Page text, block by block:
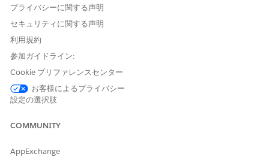
[設定] から、[クイック検索] ボックスに「Agentforce」と入
力し、[
Agentforce アセット]
[アクション] タブで、削除するアクションの横にあるドロップ
ダウンメニューをクリックし、[
MCPツールアクションをアセットライブラリに戻すには、
るサーバ登録 を削除します。次に、サーバを
ントが使用できる MCP ツールを許可リストに登録します。
プライバシーに関する声明
セキュリティに関する声明
利用規約
参加ガイドライン:
Cookie プリファレンスセンター
お客様によるプライバシー
設定の選択肢
COMMUNITY
AppExchange